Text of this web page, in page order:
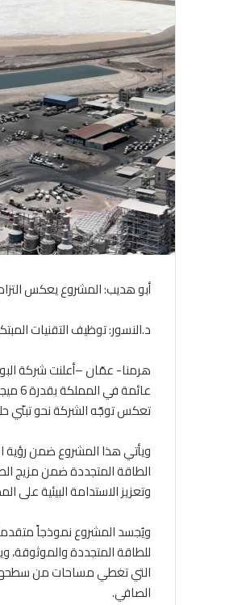
أبو هديب: المشروع يعكس
د.النسور: توظيف التقنيات
هرمنا- عمّان –أعلنت شركة
تعكس توجّه الشركة نحو تبنّي
الطاقة المتجددة ضمن مزيج
وتعزيز الاستدامة البيئية على
ويُجسد المشروع نموذجاً
للطاقة المتجددة والموثوقة،
التي تغطي مساحات من سطحها،
الصافي.